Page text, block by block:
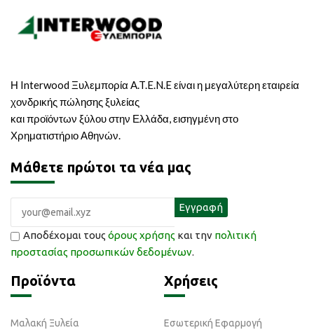
Η Interwood Ξυλεμπορία A.T.E.N.E είναι η μεγαλύτερη εταιρεία
χονδρικής πώλησης ξυλείας
και προϊόντων ξύλου στην Ελλάδα, εισηγμένη στο
Χρηματιστήριο Αθηνών.
Μάθετε πρώτοι τα νέα μας
Αποδέχομαι τους όρους χρήσης και την πολιτική
προστασίας προσωπικών δεδομένων.
Προϊόντα
Μαλακή Ξυλεία
Χρήσεις
Εσωτερική Εφαρμογή